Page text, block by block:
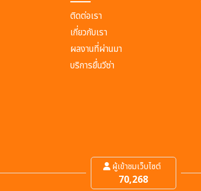
ติดต่อเรา
เกี่ยวกับเรา
ผลงานที่ผ่านมา
บริการยื่นวีซ่า
ผู้เข้าชมเว็บไซต์
70,268